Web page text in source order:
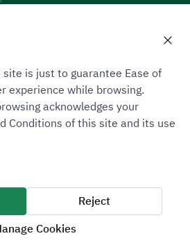
Site Map
Zakat, Tax and Customs Authority
06 August 2026 10:32 AM
site is just to guarantee Ease of
experience while browsing.
acknowledges your
Conditions of this site and its use
Reject
Cookies